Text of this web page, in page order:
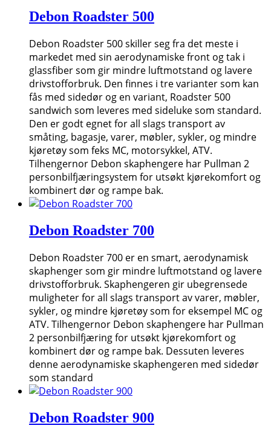
Debon Roadster 500
Debon Roadster 500 skiller seg fra det meste i
markedet med sin aerodynamiske front og tak i
glassfiber som gir mindre luftmotstand og lavere
drivstofforbruk. Den finnes i tre varianter som kan
fås med sidedør og en variant, Roadster 500
sandwich som leveres med sideluke som standard.
Den er godt egnet for all slags transport av
småting, bagasje, varer, møbler, sykler, og mindre
kjøretøy som feks MC, motorsykkel, ATV.
Tilhengernor Debon skaphengere har Pullman 2
personbilfjæringsystem for utsøkt kjørekomfort og
kombinert dør og rampe bak.
Debon Roadster 700
Debon Roadster 700 er en smart, aerodynamisk
skaphenger som gir mindre luftmotstand og lavere
drivstofforbruk. Skaphengeren gir ubegrensede
muligheter for all slags transport av varer, møbler,
sykler, og mindre kjøretøy som for eksempel MC og
ATV. Tilhengernor Debon skaphengere har Pullman
2 personbilfjæring for utsøkt kjørekomfort og
kombinert dør og rampe bak. Dessuten leveres
denne aerodynamiske skaphengeren med sidedør
som standard
Debon Roadster 900